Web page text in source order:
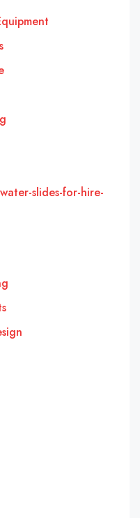
slides-for-hire-